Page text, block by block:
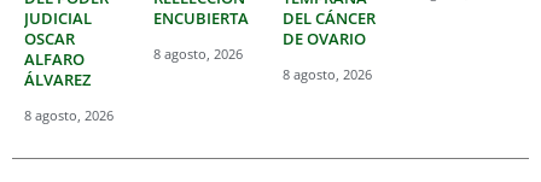
JUDICIAL
OSCAR
ALFARO
ÁLVAREZ
8 agosto, 2026
ENCUBIERTA
8 agosto, 2026
DEL CÁNCER
DE OVARIO
8 agosto, 2026